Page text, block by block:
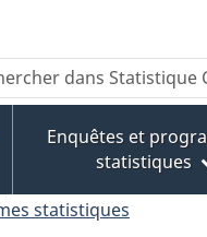
Enquêtes et
statistiques
statistiques